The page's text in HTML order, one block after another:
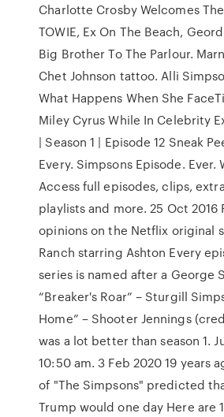
Charlotte Crosby Welcomes
TOWIE, Ex On The Beach,
Big Brother To The Parlour.
Chet Johnson tattoo. Alli
What Happens When She
Miley Cyrus While In Celebrity
| Season 1 | Episode 12 Sneak
Every. Simpsons Episode. Ever.
Access full episodes, clips,
playlists and more. 25 Oct 2016
opinions on the Netflix original
Ranch starring Ashton Every
series is named after a George
“Breaker's Roar” – Sturgill
Home” – Shooter Jennings
was a lot better than season 1.
10:50 am. 3 Feb 2020 19 years
of "The Simpsons" predicted
Trump would one day Here are